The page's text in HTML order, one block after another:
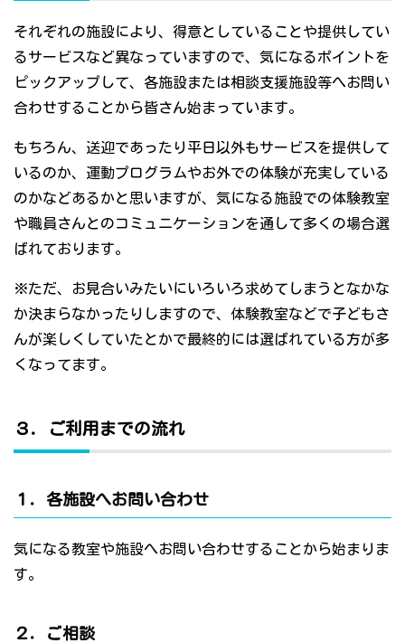
それぞれの施設により、得意としていることや提供してい
るサービスなど異なっていますので、気になるポイントを
ピックアップして、各施設または相談支援施設等へお問い
合わせすることから皆さん始まっています。
もちろん、送迎であったり平日以外もサービスを提供して
いるのか、運動プログラムやお外での体験が充実している
のかなどあるかと思いますが、気になる施設での体験教室
や職員さんとのコミュニケーションを通して多くの場合選
ばれております。
※ただ、お見合いみたいにいろいろ求めてしまうとなかな
か決まらなかったりしますので、体験教室などで子どもさ
んが楽しくしていたとかで最終的には選ばれている方が多
くなってます。
３．ご利用までの流れ
１．各施設へお問い合わせ
気になる教室や施設へお問い合わせすることから始まりま
す。
２．ご相談